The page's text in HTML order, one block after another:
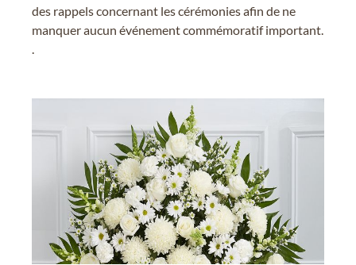
des rappels concernant les cérémonies afin de ne
manquer aucun événement commémoratif important.